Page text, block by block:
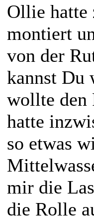
Ollie hatte
montiert
von der
kannst Du
wollte den
hatte
so etwas
mir die
die Rolle